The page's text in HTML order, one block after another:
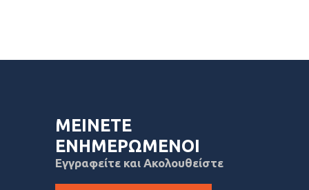
ΜΕΙΝΕΤΕ
ΕΝΗΜΕΡΩΜΕΝΟΙ
Εγγραφείτε και Ακολουθείστε